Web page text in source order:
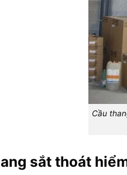
Cầu
sắt thoát